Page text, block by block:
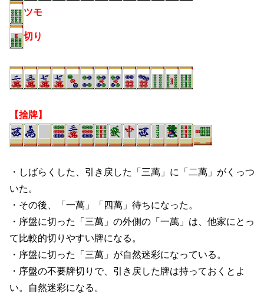
ツモ
切り
【捨牌】
・しばらくした、引き戻した「三萬」に「二萬」がくっつ
いた。
・その後、「一萬」「四萬」待ちになった。
・序盤に切った「三萬」の外側の「一萬」は、他家にとっ
て比較的切りやすい牌になる。
・序盤に切った「三萬」が自然迷彩になっている。
・序盤の不要牌切りで、引き戻した牌は持っておくとよ
い。自然迷彩になる。